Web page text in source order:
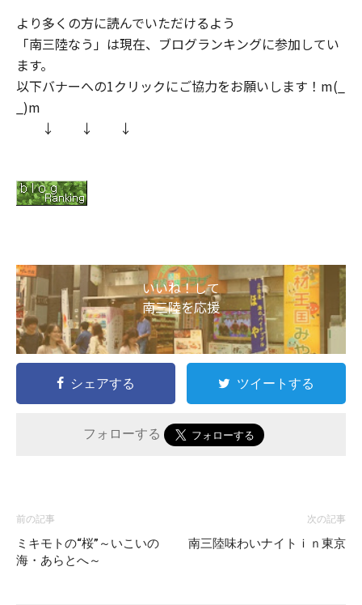
より多くの方に読んでいただけるよう
「南三陸なう」は現在、ブログランキングに参加してい
ます。
以下バナーへの1クリックにご協力をお願いします！m(_
_)m
↓ ↓ ↓
いいね！して
南三陸を応援
シェアする ツイートする
フォローする
前の記事
ミキモトの“桜”～いこいの
海・あらとへ～
次の記事
南三陸味わいナイトｉｎ東京